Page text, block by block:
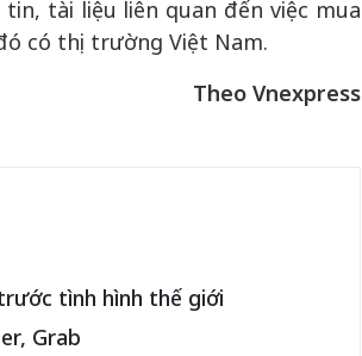
tài liệu liên quan đến việc mua
có thị trường Việt Nam.
Theo Vnexpress
tình hình thế giới
Grab